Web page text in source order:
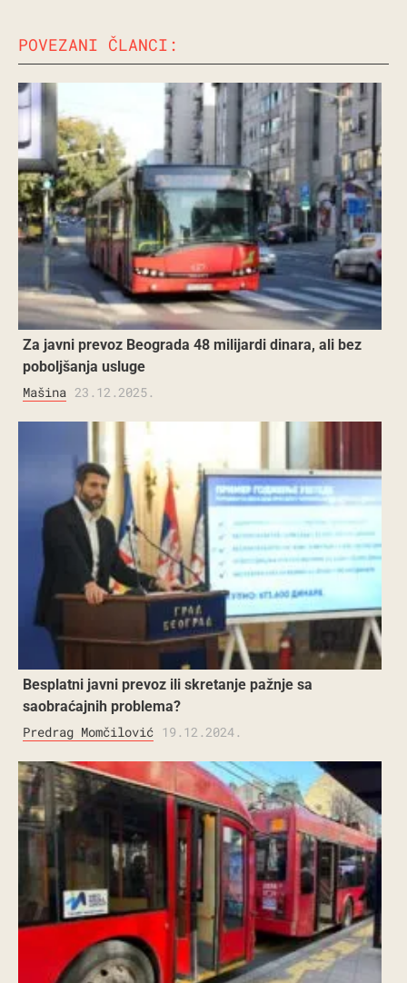
POVEZANI ČLANCI:
Za javni prevoz Beograda 48 milijardi dinara, ali bez
poboljšanja usluge
Mašina 23.12.2025.
Besplatni javni prevoz ili skretanje pažnje sa
saobraćajnih problema?
Predrag Momčilović 19.12.2024.